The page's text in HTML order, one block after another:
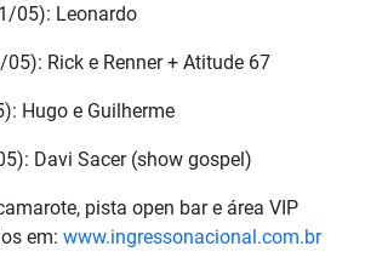
05): Leonardo
Rick e Renner + Atitude 67
Hugo e Guilherme
Davi Sacer (show gospel)
pista open bar e área VIP
em: www.ingressonacional.com.br